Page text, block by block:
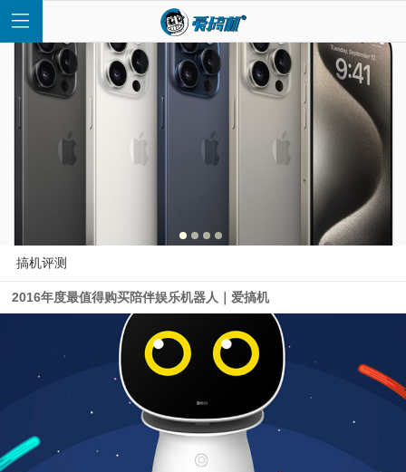
快
讯
搞机评测
2016年度最值得购买陪伴娱乐机器人｜爱搞机